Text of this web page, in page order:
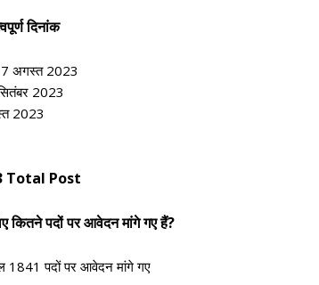
दिनांक
अगस्त 2023
2023
2023
Total Post
कितने पदों पर आवेदन मांगे गए हैं?
1841 पदों पर आवेदन मांगे गए